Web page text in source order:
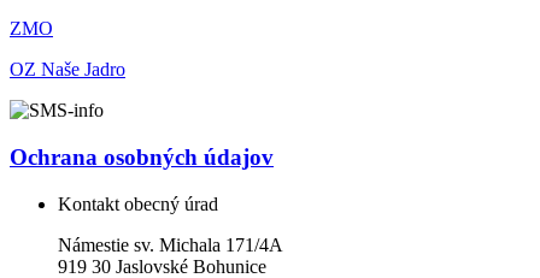
ZMO
OZ Naše Jadro
Ochrana osobných údajov
Kontakt obecný úrad
Námestie sv. Michala 171/4A
919 30 Jaslovské Bohunice